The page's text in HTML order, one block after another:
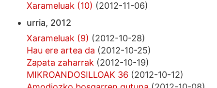
Xarameluak (10) (2012-11-06)
urria, 2012
Xarameluak (9) (2012-10-28)
Hau ere artea da (2012-10-25)
Zapata zaharrak (2012-10-19)
MIKROANDOSILLOAK 36 (2012-10-12)